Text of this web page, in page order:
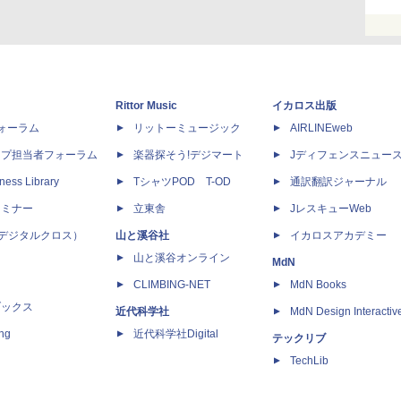
ーラム
担当者フォーラム
Library
ナー
ジタルクロス）
クス
Rittor Music
リットーミュージック
楽器探そう!デジマート
TシャツPOD T-OD
立東舎
山と溪谷社
山と溪谷オンライン
CLIMBING-NET
近代科学社
近代科学社Digital
イカロス出版
AIRLINEweb
Jディフェンスニュー
通訳翻訳ジャーナル
JレスキューWeb
イカロスアカデミー
MdN
MdN Books
MdN Design
テックリブ
TechLib